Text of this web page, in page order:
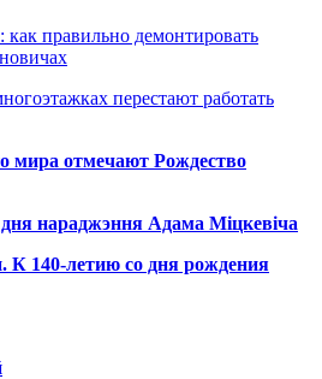
правильно демонтировать
перестают работать
мира отмечают Рождество
нараджэння Адама Міцкевіча
К 140-летию со дня рождения